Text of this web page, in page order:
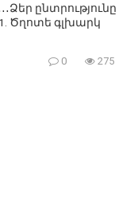
ընտրությունը
Ծղոտե գլխարկ
0 275